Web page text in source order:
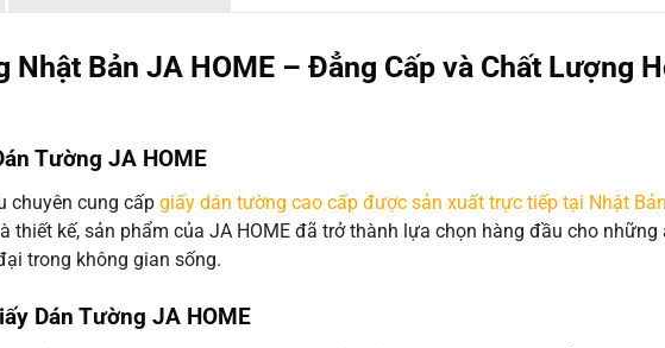
Nhật Bản JA HOME – Đẳng Cấp và Chất Lượng
Tường JA HOME
chuyên cung cấp giấy dán tường cao cấp được sản xuất trực tiếp tại Nhật Bản
thiết kế, sản phẩm của JA HOME đã trở thành lựa chọn hàng đầu cho những
trong không gian sống.
Dán Tường JA HOME